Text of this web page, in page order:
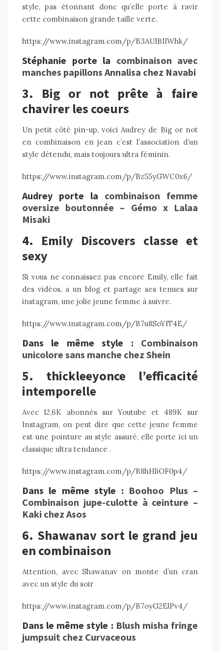
style, pas étonnant donc qu’elle porte à ravir
cette combinaison grande taille verte.
https://www.instagram.com/p/B3AUIBIIWhk/
Stéphanie porte la combinaison avec
manches papillons Annalisa chez Navabi
3. Big or not prête à faire
chavirer les coeurs
Un petit côté pin-up, voici Audrey de Big or not
en combinaison en jean c’est l’association d’un
style détendu, mais toujours ultra féminin.
https://www.instagram.com/p/Bz55yGWC0x6/
Audrey porte la combinaison femme
oversize boutonnée – Gémo x Lalaa
Misaki
4. Emily Discovers classe et
sexy
Si vous ne connaissez pas encore Emily,elle fait
des vidéos, a un blog et partage ses tenues sur
instagram, une jolie jeune femme à suivre.
https://www.instagram.com/p/B7u8SoYIT4E/
Dans le même style : Combinaison
unicolore sans manche chez Shein
5. thickleeyonce l’efficacité
intemporelle
Avec 12,6K abonnés sur Youtube et 489K sur
Instagram, on peut dire que cette jeune femme
est une pointure au style assuré, elle porte ici un
classique ultra tendance .
https://www.instagram.com/p/B8hHliOF0p4/
Dans le même style : Boohoo Plus –
Combinaison jupe-culotte à ceinture –
Kaki chez Asos
6. Shawanav sort le grand jeu
en combinaison
Attention, avec Shawanav on monte d’un cran
avec un style du soir
https://www.instagram.com/p/B7oyG2ElPv4/
Dans le même style : Blush misha fringe
jumpsuit chez Curvaceous